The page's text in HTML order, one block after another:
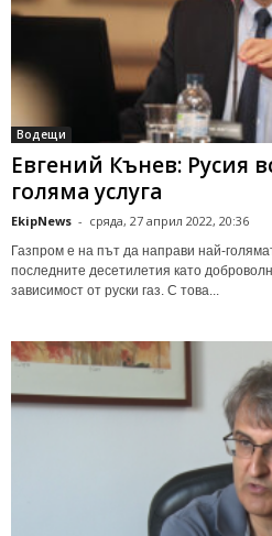
Водещи
Евгений Кънев: Русия
голяма услуга
EkipNews - сряда, 27 април 2022, 20:36
Газпром е на път да направи най-
последните десетилетия като
зависимост от руски газ. С това...